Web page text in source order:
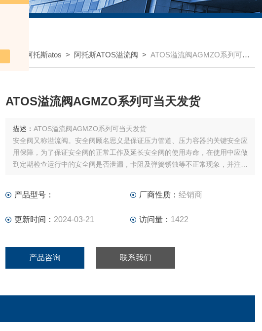
意大利阿托斯atos > 阿托斯ATOS溢流阀 >ATOS溢流阀AGMZO系列可当天发货
ATOS溢流阀AGMZO系列可当天发货
描述： ATOS溢流阀AGMZO系列可当天发货
安全阀又称溢流阀。安全阀顾名思义是保证压力管道、压力容器的关键安全应
用保障，为了保证安全阀的正常工作及延长安全阀的使用寿命，在使用中应做
到定期检查运行中的安全阀是否泄漏，卡阻及弹簧锈蚀等不正常现象，并注意
产品型号： 厂商性质： 经销商
更新时间： 2024-03-21 访问量： 1422
产品咨询 联系我们